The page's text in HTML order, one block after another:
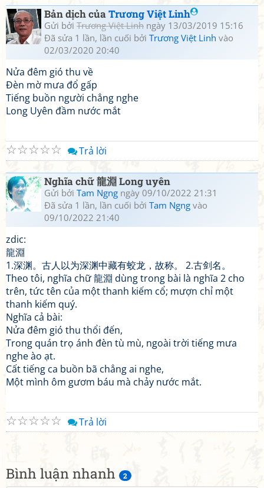
Bình luận nhanh 2
Bản dịch củaTrương Việt Linh
Gửi bởi Trương Việt Linh ngày 13/03/2019 15:16
Đã sửa 1 lần, lần cuối bởi Trương Việt Linh vào
02/03/2020 20:40
Nửa đêm gió thu về
Đèn mờ mưa đổ gấp
Tiếng buồn người chẳng nghe
Long Uyên đầm nước mắt
☆
☆
☆
☆
☆ Trả lời
Nghĩa chữ 龍淵 Long uyên
Gửi bởi Tam Ngng ngày 09/10/2022 21:31
Đã sửa 1 lần, lần cuối bởi Tam Ngng vào
09/10/2022 21:40
zdic:
龍淵
1.深渊。古人以为深渊中藏有蛟龙，故称。 2.古剑名。
Theo tôi, nghĩa chữ 龍淵 dùng trong bài là nghĩa 2 cho
trên, tức tên của một thanh kiếm cổ; mượn chỉ một
thanh kiếm quý.
Nghĩa cả bài:
Nửa đêm gió thu thổi đến,
Trong quán trọ ánh đèn tù mù, ngoài trời tiếng mưa
nghe ào ạt.
Cất tiếng ca buồn bã chẳng ai nghe,
Một mình ôm gươm báu mà chảy nước mắt.
☆
☆
☆
☆
☆ Trả lời